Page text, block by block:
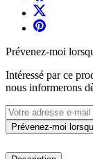
Prévenez-moi
Intéressé par ce
nous informerons
Prévenez-moi